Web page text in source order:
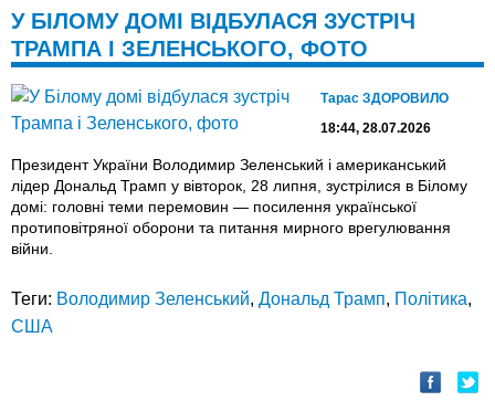
У БІЛОМУ ДОМІ ВІДБУЛАСЯ ЗУСТРІЧ
ТРАМПА І ЗЕЛЕНСЬКОГО, ФОТО
Тарас ЗДОРОВИЛО
18:44, 28.07.2026
Президент України Володимир Зеленський і американський
лідер Дональд Трамп у вівторок, 28 липня, зустрілися в Білому
домі: головні теми перемовин — посилення української
протиповітряної оборони та питання мирного врегулювання
війни.
Теги: Володимир Зеленський, Дональд Трамп, Політика,
США